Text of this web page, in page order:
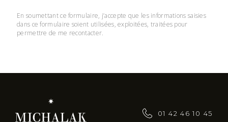
En soumettant ce formulaire, j’accepte que les informations saisies
dans ce formulaire soient utilisées, exploitées, traitées pour
permettre de me recontacter.
01 42 46 10 45